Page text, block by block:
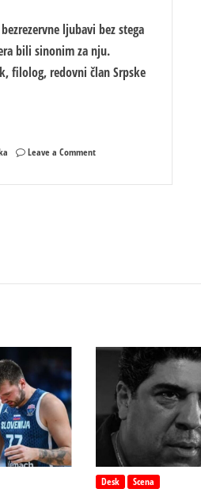
ljubavi bez stega
bili sinonim za nju.
filolog, redovni član Srpske
Leave a Commenton
uspomene
Desk Scena